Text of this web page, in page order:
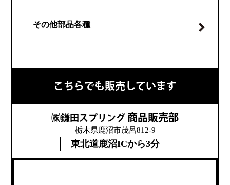
その他部品各種
こちらでも販売しています
㈱鎌田スプリング 商品販売部
栃木県鹿沼市茂呂812-9
東北道鹿沼ICから3分